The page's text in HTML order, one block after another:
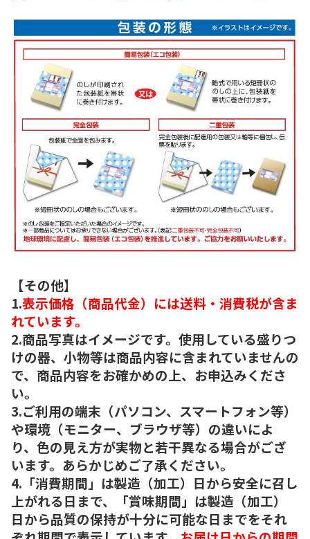
【その他】
1.表示価格（商品代金）には送料・消費税が含ま
れています。
2.商品写真はイメージです。使用している盛りつ
けの器、小物等は商品内容に含まれていませんの
で、商品内容をお確かめの上、お申込みくださ
い。
3.ご利用の端末（パソコン、スマートフォン等）
や環境（モニター、ブラウザ等）の違いによ
り、色の見え方が実物と若干異なる場合がござ
います。あらかじめご了承ください。
4.「消費期間」は製造（加工）日から安全に召し
上がれる日まで、「賞味期間」は製造（加工）
日から品質の保持が十分に可能な日までをそれ